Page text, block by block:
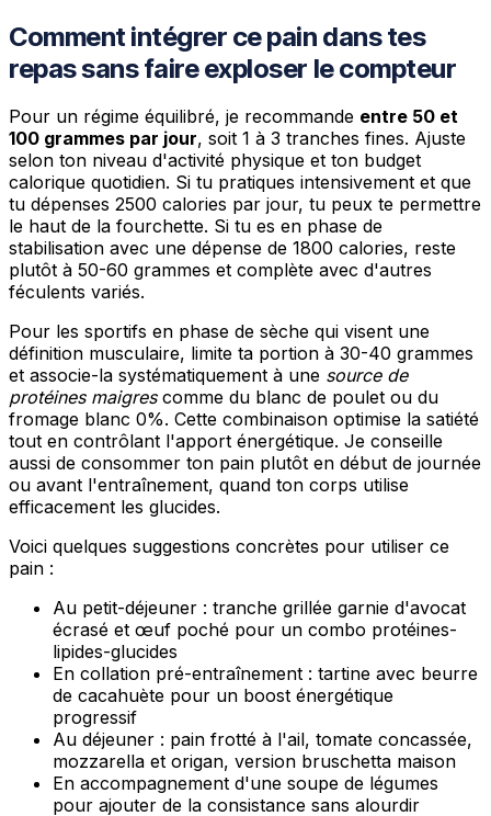
Comment intégrer ce pain dans tes
repas sans faire exploser le compteur
Pour un régime équilibré, je recommande entre 50 et
100 grammes par jour, soit 1 à 3 tranches fines. Ajuste
selon ton niveau d'activité physique et ton budget
calorique quotidien. Si tu pratiques intensivement et que
tu dépenses 2500 calories par jour, tu peux te permettre
le haut de la fourchette. Si tu es en phase de
stabilisation avec une dépense de 1800 calories, reste
plutôt à 50-60 grammes et complète avec d'autres
féculents variés.
Pour les sportifs en phase de sèche qui visent une
définition musculaire, limite ta portion à 30-40 grammes
et associe-la systématiquement à une source de
protéines maigrescomme du blanc de poulet ou du
fromage blanc 0%. Cette combinaison optimise la satiété
tout en contrôlant l'apport énergétique. Je conseille
aussi de consommer ton pain plutôt en début de journée
ou avant l'entraînement, quand ton corps utilise
efficacement les glucides.
Voici quelques suggestions concrètes pour utiliser ce
pain :
Au petit-déjeuner : tranche grillée garnie d'avocat
écrasé et œuf poché pour un combo protéines-
lipides-glucides
En collation pré-entraînement : tartine avec beurre
de cacahuète pour un boost énergétique
progressif
Au déjeuner : pain frotté à l'ail, tomate concassée,
mozzarella et origan, version bruschetta maison
En accompagnement d'une soupe de légumes
pour ajouter de la consistance sans alourdir